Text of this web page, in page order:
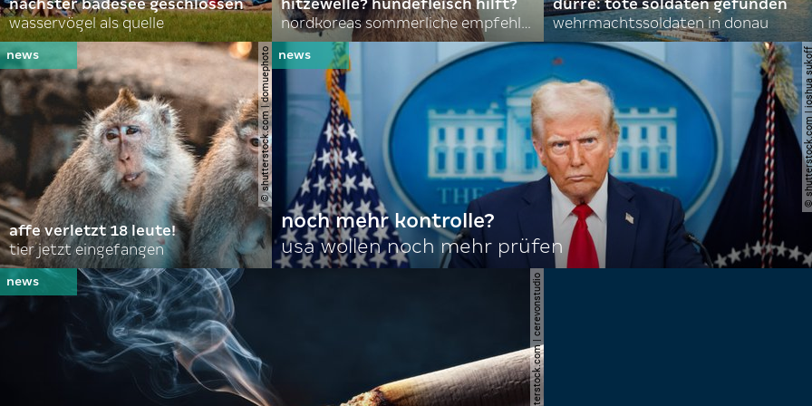
nächster badesee geschlossen
wasservögel als quelle
hitzewelle? hundefleisch hilft?
nordkoreas sommerliche empfehlungen
dürre: tote soldaten gefunden
wehrmachtssoldaten in donau
© shutterstock.com | domuephoto
affe verletzt 18 leute!
tier jetzt eingefangen
©
noch mehr kontrolle?
usa wollen noch mehr prüfen
© shutterstock.com | cerevonstudio